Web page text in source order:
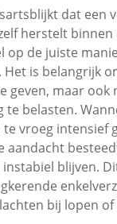
dat een
herstelt binnen
op de juiste
Het is belangrijk
geven, maar ook
te belasten.
vroeg intensief
aandacht
instabiel blijven.
bij lopen